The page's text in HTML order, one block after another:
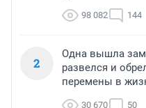
98 082 144
2
Одна вышла
развелся и
перемены в
30 670 50